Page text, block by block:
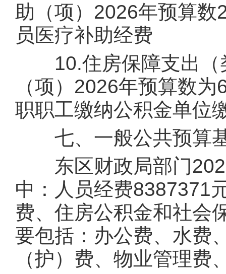
助（项）2026年预算数
员医疗补助经费
10.住房保障支出（
（项）2026年预算数
职职工缴纳公积金单位
七、一般公共预算
东区财政局部门
中：人员经费8387371
费、住房公积金和社会
要包括：办公费、水费
（护）费、物业管理费